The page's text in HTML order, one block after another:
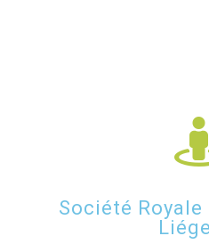
Société Royale